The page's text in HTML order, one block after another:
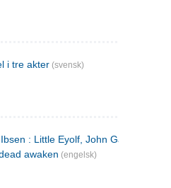
i tre akter (svensk)
: Little Eyolf, John Gabriel
awaken (engelsk)